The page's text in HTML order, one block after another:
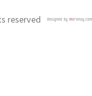
reserved